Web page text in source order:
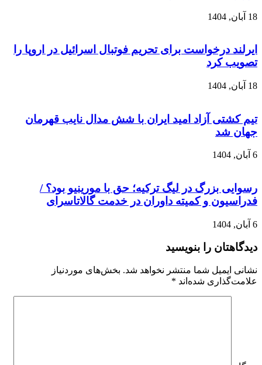
درخواست برای تحریم فوتبال اسرائیل در اروپا را
کرد
آزاد امید ایران با شش مدال نایب قهرمان
بزرگ در لیگ ترکیه؛ حق با مورینیو بود؟ /
و کمیته داوران در خدمت گالاتاسرای
را بنویسید
شما منتشر نخواهد شد.بخش‌های موردنیاز
شده‌اند*